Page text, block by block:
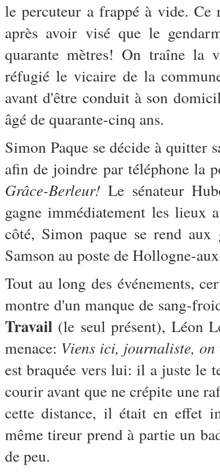
le percuteur a frappé à vide. Ce
après avoir visé que le
quarante mètres! On traîne la
réfugié le vicaire de la
avant d'être conduit à son
âgé de quarante-cinq ans.
Simon Paque se décide à quitter
afin de joindre par téléphone la
Grâce-Berleur! Le sénateur
gagne immédiatement les lieux
côté, Simon paque se rend
Samson au poste de Hollogne-
Tout au long des événements,
montre d'un manque de sang-
Travail (le seul présent), Léon
menace: Viens ici, journaliste,
est braquée vers lui: il a juste le
courir avant que ne crépite une
cette distance, il était en effet
même tireur prend à partie un
de peu.